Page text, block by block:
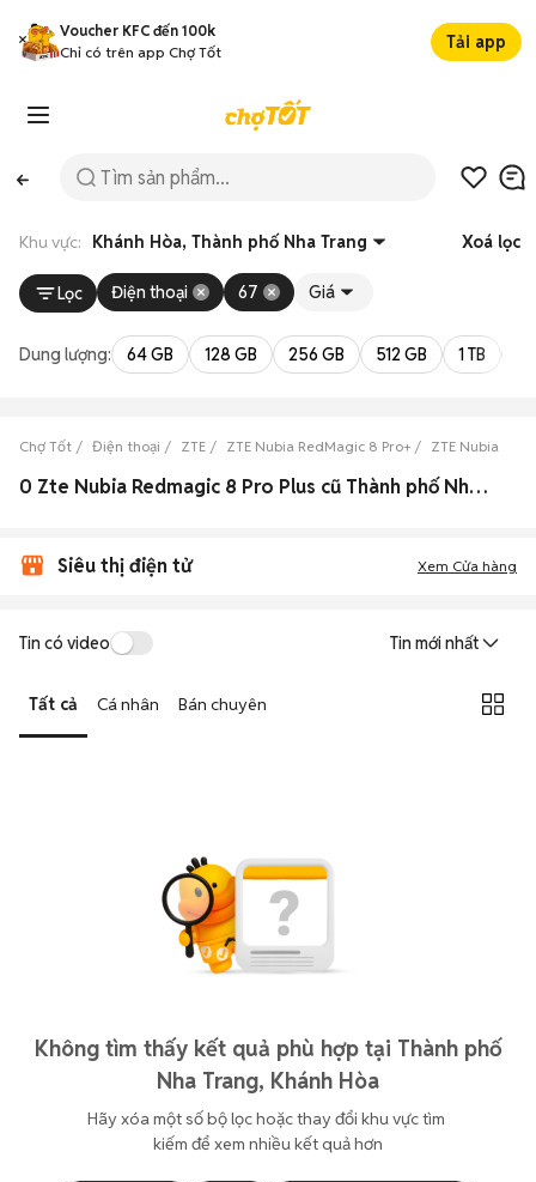
Voucher KFC đến 100k
Chỉ có trên app Chợ Tốt
Tải app
Khu vực: Khánh Hòa, Thành phố Nha Trang Xoá lọc
Lọc Điện thoại 67 Giá
Dung lượng: 64 GB 128 GB 256 GB 512 GB 1 TB
Chợ Tốt Điện thoại ZTE ZTE Nubia RedMagic 8 Pro+ ZTE Nubia
0 Zte Nubia Redmagic 8 Pro Plus cũ Thành phố Nha Trang, Khánh Hòa đẹp
Siêu thị điện tử Xem Cửa hàng
Tin có video Tin mới nhất
Tất cả Cá nhân Bán chuyên
Không tìm thấy kết quả phù hợp tại Thành phố
Nha Trang, Khánh Hòa
Hãy xóa một số bộ lọc hoặc thay đổi khu vực tìm
kiếm để xem nhiều kết quả hơn